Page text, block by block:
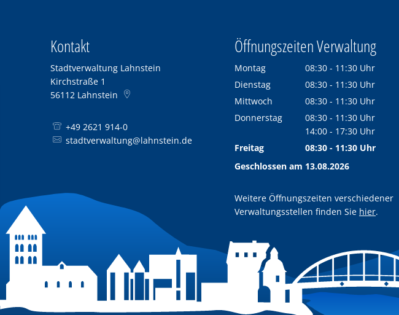
Kontakt
Stadtverwaltung Lahnstein
Kirchstraße 1
56112 Lahnstein
+49 2621 914-0
stadtverwaltung@lahnstein.de
Öffnungszeiten Verwaltung
Montag 08:30 - 11:30 Uhr
Von 08:30 bis 11:30 Uhr
Dienstag 08:30 - 11:30 Uhr
Von 08:30 bis 11:30 Uhr
Mittwoch 08:30 - 11:30 Uhr
Von 08:30 bis 11:30 Uhr
Donnerstag 08:30 - 11:30 Uhr
Von 08:30 bis 11:30 Uhr
14:00 - 17:30 Uhr
Von 14:00 bis 17:30 Uhr
Freitag 08:30 - 11:30 Uhr
Von 08:30 bis 11:30 Uhr
Geschlossen am 13.08.2026
Weitere Öffnungszeiten verschiedener
Verwaltungsstellen finden Sie hier.